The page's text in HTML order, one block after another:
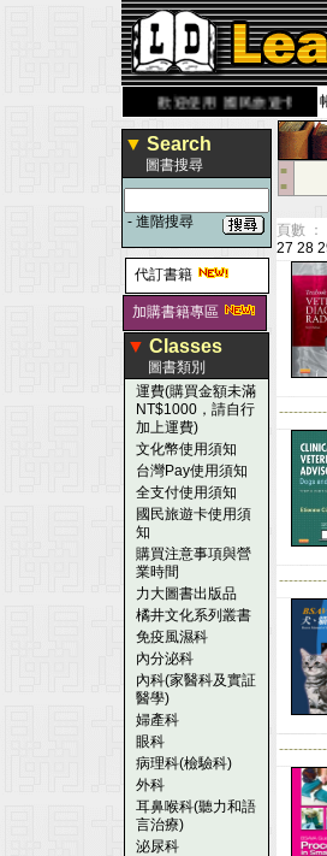
歡迎使用 國民旅遊卡！！
▼ Search
圖書搜尋
- 進階搜尋
代訂書籍
加購書籍專區
▼ Classes
圖書類別
運費(購買金額未滿
NT$1000，請自行
加上運費)
文化幣使用須知
台灣Pay使用須知
全支付使用須知
國民旅遊卡使用須
知
購買注意事項與營
業時間
力大圖書出版品
橘井文化系列叢書
免疫風濕科
內分泌科
內科(家醫科及實証
醫學)
婦產科
眼科
病理科(檢驗科)
外科
耳鼻喉科(聽力和語
言治療)
泌尿科
■
■
頁數 ：
27 28